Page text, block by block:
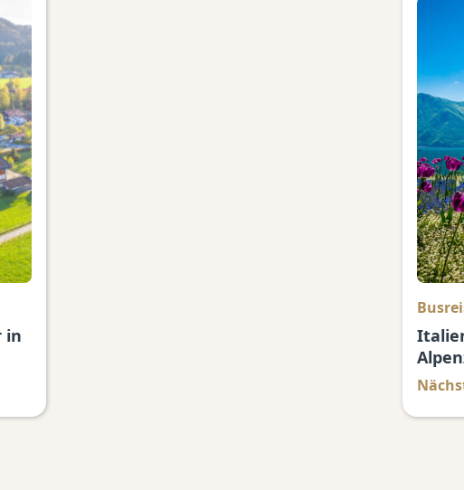
in